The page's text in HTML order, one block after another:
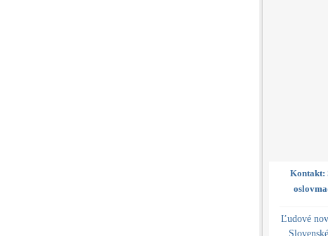
Kontakt:
Ľudové